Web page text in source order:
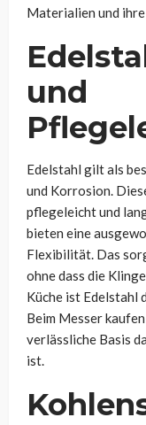
Materialien und
und
Edelstahl gilt als
und Korrosion.
pflegeleicht und
bieten eine
Flexibilität. Das
ohne dass die
Küche ist Edelstahl
Beim Messer
verlässliche Basis
ist.